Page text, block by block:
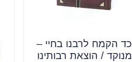
כד הקמח לרבנו בחיי –
מנוקד / הוצאת רבותינו